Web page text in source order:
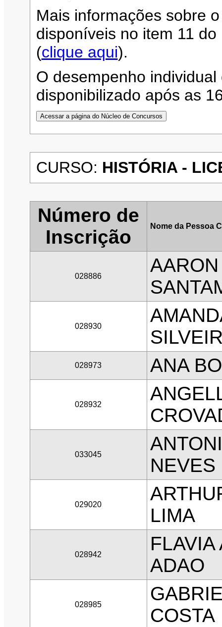
Mais informações sobre
disponíveis no item 11
(clique aqui).
O desempenho
disponibilizado após as
CURSO: HISTÓRIA -
Número de
Inscrição
Nome da Pessoa
028886
028930
028973 ANA
028932
033045
NEVES
029020
LIMA
028942
ADAO
028985
COSTA